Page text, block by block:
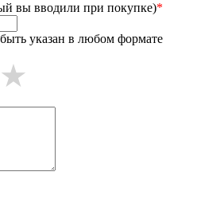
вы вводили при покупке)*
указан в любом формате